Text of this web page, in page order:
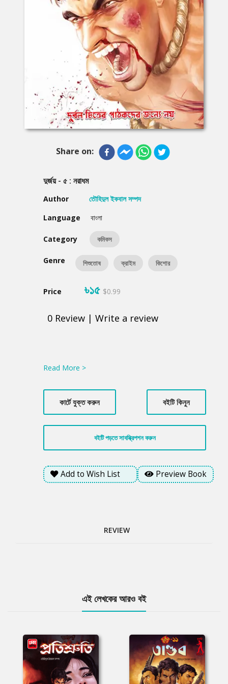
Share on:
দুর্জয় - ৫ : নরাধম
Author
তৌহিদুল ইকবাল সম্পদ
Language
বাংলা
Category কমিকস
Genre শিশুতোষ ক্রাইম কিশোর
Price ৳১৫ $0.99
0 Review | Write a review
Read More >
কার্টে যুক্ত করুন বইটি কিনুন
বইটি পড়তে সাবস্ক্রিপশন করুন
Add to Wish List Preview Book
REVIEW
এই লেখকের আরও বই